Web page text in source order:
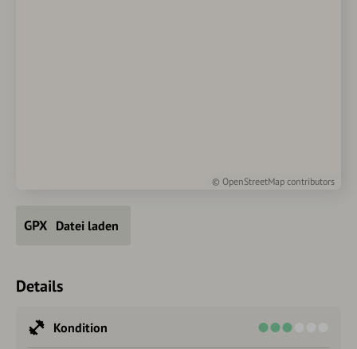
© OpenStreetMap contributors
Datei laden
Details
Kondition